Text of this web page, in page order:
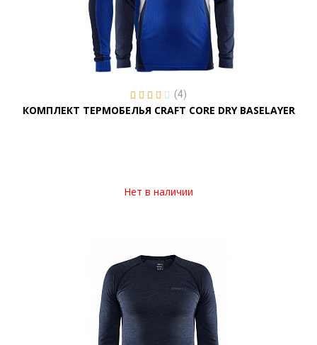
(4)
КОМПЛЕКТ ТЕРМОБЕЛЬЯ CRAFT CORE DRY BASELAYER
Нет в наличии